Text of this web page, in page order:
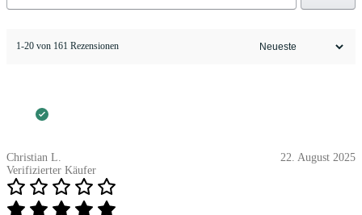
1-20 von 161 Rezensionen
Christian L.
Verifizierter Käufer
22. August 2025